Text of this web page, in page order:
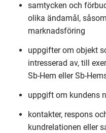
samtycken och
olika ändamål,
marknadsföring
uppgifter om objekt
intresserad av, till
Sb-Hem eller Sb-
uppgift om kundens
kontakter, respons
kundrelationen eller